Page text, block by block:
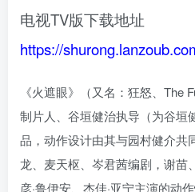
电视TV版下载地址
https://
《火遮眼》（又名：狂怒、The
制片人、谷垣健治执导（为谷垣
品，动作设计由其与园村健介共
龙、麦天枢、岑君茜编剧，谢苗
彦·鲁伊安、杰佳·亚宁主演的动